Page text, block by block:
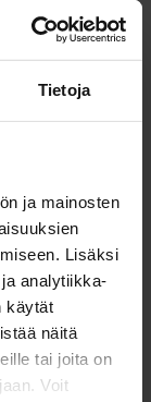
Tietoja
ja mainosten
Lisäksi
analytiikka-
käytät
näitä
tai joita on
Voit
myös
Minionit 12
kpl